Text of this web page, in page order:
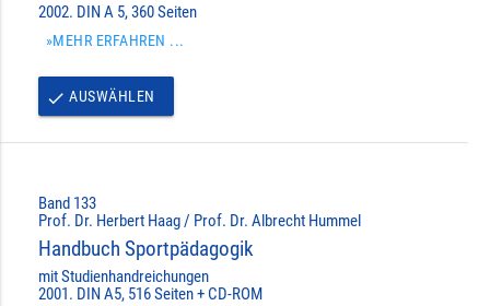
2002. DIN A 5, 360 Seiten
»MEHR ERFAHREN ...
done AUSWÄHLEN
Band 133
Prof. Dr. Herbert Haag / Prof. Dr. Albrecht Hummel
Handbuch Sportpädagogik
mit Studienhandreichungen
2001. DIN A5, 516 Seiten + CD-ROM